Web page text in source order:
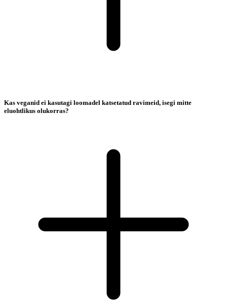
Kas veganid ei kasutagi loomadel katsetatud ravimeid, isegi mitte
eluohtlikus olukorras?